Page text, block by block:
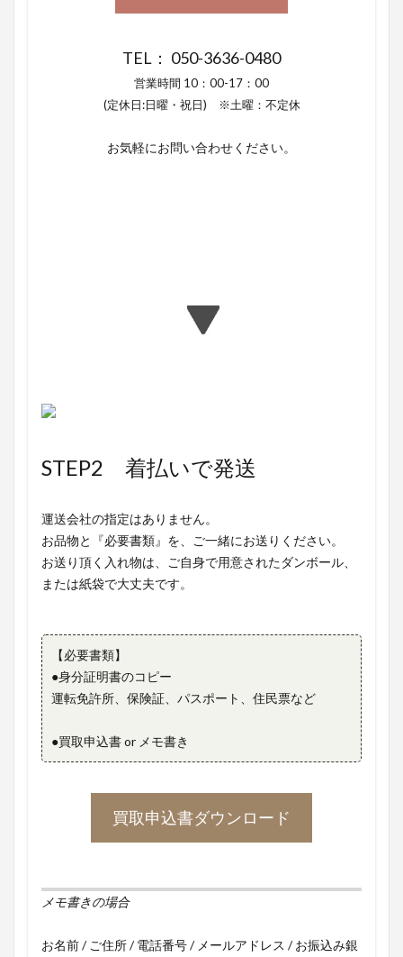
TEL： 050-3636-0480
営業時間 10：00-17：00
(定休日:日曜・祝日) ※土曜：不定休
お気軽にお問い合わせください。
STEP2 着払いで発送
運送会社の指定はありません。
お品物と『必要書類』を、ご一緒にお送りください。
お送り頂く入れ物は、ご自身で用意されたダンボール、
または紙袋で大丈夫です。
【必要書類】
●身分証明書のコピー
運転免許所、保険証、パスポート、住民票など
●買取申込書 or メモ書き
買取申込書ダウンロード
メモ書きの場合
お名前 / ご住所 / 電話番号 / メールアドレス / お振込み銀